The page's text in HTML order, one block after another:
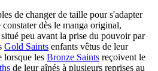
de changer de taille pour s'adapter
dès le manga original,
peu avant la prise du pouvoir par
Gold Saints enfants vêtus de leur
lorsque les Bronze Saints reçoivent le
de leur aînés à plusieurs reprises au